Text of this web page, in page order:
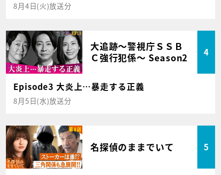
8月4日(火)放送分
大追跡～警視庁ＳＳＢ
Ｃ強行犯係～ Season2
4
Episode3 大炎上…暴走する正義
8月5日(水)放送分
名探偵のままでいて 5